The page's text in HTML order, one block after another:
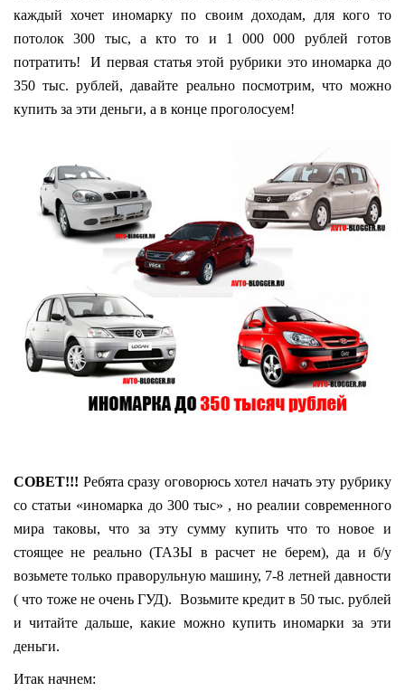
каждый хочет иномарку по своим доходам, для кого то
потолок 300 тыс, а кто то и 1 000 000 рублей готов
потратить! И первая статья этой рубрики это иномарка до
350 тыс. рублей, давайте реально посмотрим, что можно
купить за эти деньги, а в конце проголосуем!
СОВЕТ!!! Ребята сразу оговорюсь хотел начать эту рубрику
со статьи «иномарка до 300 тыс» , но реалии современного
мира таковы, что за эту сумму купить что то новое и
стоящее не реально (ТАЗЫ в расчет не берем), да и б/у
возьмете только праворульную машину, 7-8 летней давности
( что тоже не очень ГУД). Возьмите кредит в 50 тыс. рублей
и читайте дальше, какие можно купить иномарки за эти
деньги.
Итак начнем: